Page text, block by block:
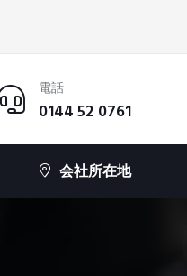
電話
0144 52 0761
会社所在地